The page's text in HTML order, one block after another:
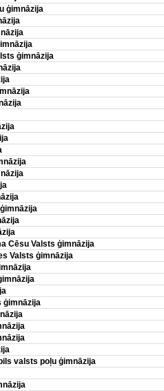
ģimnāzija
ģimnāzija
Cēsu Valsts ģimnāzija
Valsts ģimnāzija
ģimnāzija
valsts poļu ģimnāzija